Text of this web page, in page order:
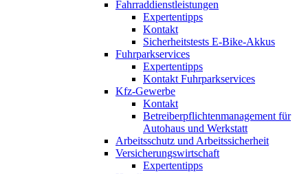
Fahrraddienstleistungen
Expertentipps
Kontakt
Sicherheitstests E-Bike-Akkus
Fuhrparkservices
Expertentipps
Kontakt Fuhrparkservices
Kfz-Gewerbe
Kontakt
Betreiberpflichtenmanagement für
Autohaus und Werkstatt
Arbeitsschutz und Arbeitssicherheit
Versicherungswirtschaft
Expertentipps